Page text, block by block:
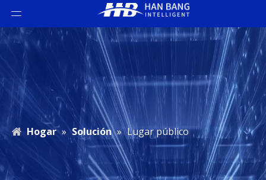
Hogar » Solución » Lugar público